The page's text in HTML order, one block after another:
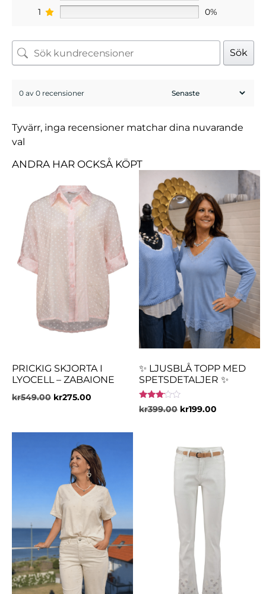
1
0%
Sök
0 av 0 recensioner
Tyvärr, inga recensioner matchar dina nuvarande
val
ANDRA HAR OCKSÅ KÖPT
PRICKIG SKJORTA I
LYOCELL – ZABAIONE
kr549.00 kr275.00
✨ LJUSBLÅ TOPP MED
SPETSDETALJER ✨
Betygsatt
3.00
kr399.00 kr199.00